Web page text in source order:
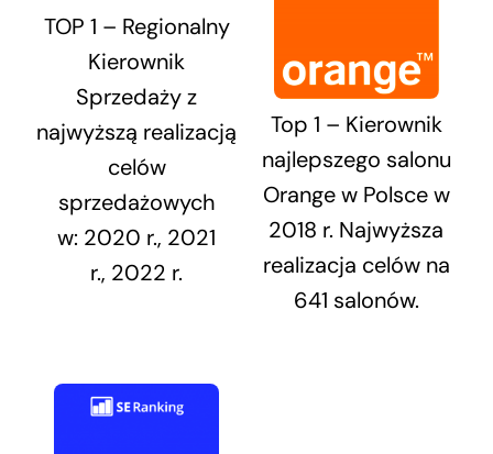
TOP 1 – Regionalny
Kierownik
Sprzedaży z
najwyższą realizacją
celów
sprzedażowych
w: 2020 r., 2021
r., 2022 r.
Top 1 – Kierownik
najlepszego salonu
Orange w Polsce w
2018 r. Najwyższa
realizacja celów na
641 salonów.